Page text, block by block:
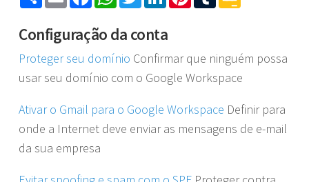
Configuração da conta
Proteger seu domínio Confirmar que ninguém possa
usar seu domínio com o Google Workspace
Ativar o Gmail para o Google Workspace Definir para
onde a Internet deve enviar as mensagens de e-mail
da sua empresa